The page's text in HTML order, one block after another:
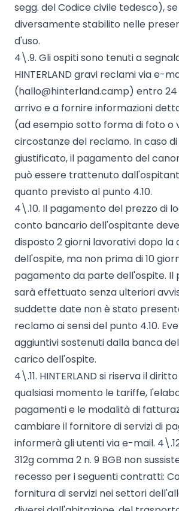
segg. del Codice civile tedesco),
diversamente stabilito nelle
d'uso.
4\.9. Gli ospiti sono tenuti a
HINTERLAND gravi reclami via e-
(hallo@hinterland.camp) entro
arrivo e a fornire informazioni
(ad esempio sotto forma di foto o
circostanze del reclamo. In caso
giustificato, il pagamento del
può essere trattenuto
quanto previsto al punto 4.10.
4\.10. Il pagamento del prezzo di
conto bancario dell'ospitante
disposto 2 giorni lavorativi dopo la
dell'ospite, ma non prima di 10
pagamento da parte dell'ospite. Il
sarà effettuato senza ulteriori
suddette date non è stato
reclamo ai sensi del punto 4.10.
aggiuntivi sostenuti dalla banca
carico dell'ospite.
4\.11. HINTERLAND si riserva il
qualsiasi momento le tariffe,
pagamenti e le modalità di
cambiare il fornitore di servizi di
informerà gli utenti via e-mail.
312g comma 2 n. 9 BGB non
recesso per i seguenti contratti:
fornitura di servizi nei settori